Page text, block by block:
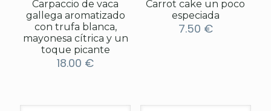
Carpaccio de vaca
gallega aromatizado
con trufa blanca,
mayonesa cítrica y un
toque picante
18.00 €
Carrot cake un poco
especiada
7.50 €